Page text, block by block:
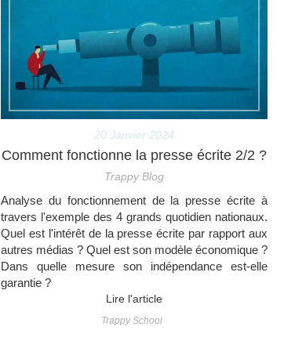
20 Janvier 2024
Comment fonctionne la presse écrite 2/2 ?
Trappy Blog
Analyse du fonctionnement de la presse écrite à
travers l'exemple des 4 grands quotidien nationaux.
Quel est l'intérêt de la presse écrite par rapport aux
autres médias ? Quel est son modèle économique ?
Dans quelle mesure son indépendance est-elle
garantie ?
Lire l'article
Trappy School